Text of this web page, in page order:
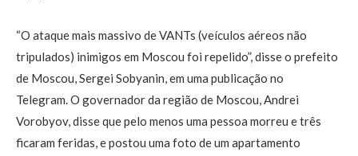
“O ataque mais massivo de VANTs (veículos aéreos não
tripulados) inimigos em Moscou foi repelido”, disse o prefeito
de Moscou, Sergei Sobyanin, em uma publicação no
Telegram. O governador da região de Moscou, Andrei
Vorobyov, disse que pelo menos uma pessoa morreu e três
ficaram feridas, e postou uma foto de um apartamento